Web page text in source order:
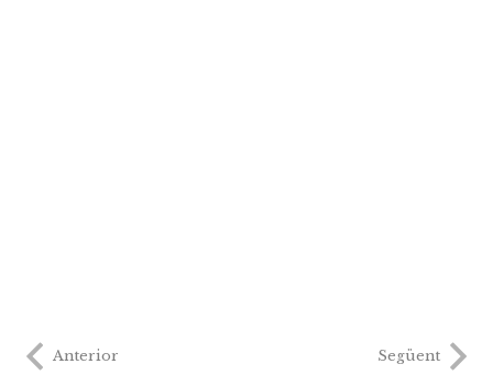
Anterior Següent